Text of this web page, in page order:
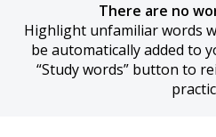
There are no
Highlight unfamiliar words
be automatically added to
“Study words” button to